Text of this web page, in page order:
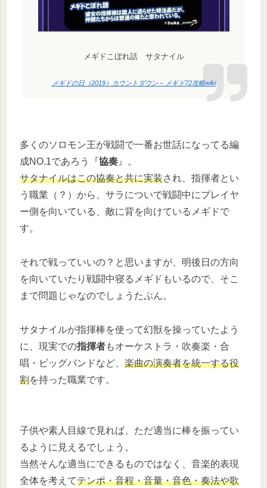
メギドこぼれ話 サタナイル
メギドの日（2019）カウントダウン – メギド72攻略wiki
多くのソロモン王が戦闘で一番お世話になってる編
成NO.1であろう『協奏 』。
サタナイルはこの協奏と共に実装され、指揮者とい
う職業（？）から、サラについで戦闘中にプレイヤ
ー側を向いている、敵に背を向けているメギドで
す。
それで戦っていいの？と思いますが、明後日の方向
を向いていたり戦闘中寝るメギドもいるので、そこ
まで問題じゃなのでしょうたぶん。
サタナイルが指揮棒を使って幻獣を操っていたよう
に、現実での指揮者もオーケストラ・吹奏楽・合
唱・ビッグバンドなど、 楽曲の演奏者を統一する役
割を持った職業です。
子供や素人目線で見れば、ただ適当に棒を振ってい
るように見えるでしょう。
当然そんな適当にできるものではなく、音楽的表現
全体を考えてテンポ・音程・音量・音色・奏法や歌